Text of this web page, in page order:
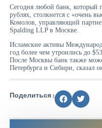
Сегодня любой банк, который
рублях, столкнется с «очень
Комолов, управляющий
Spalding LLP в Москве.
Исламские активы
год более чем утроились до
После Москвы банк также
Петербурга и Сибири, сказал
Поделиться :